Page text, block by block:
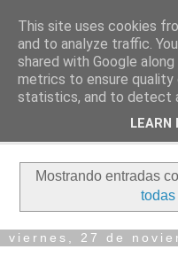
Blog personal de Emilio
Mostrando entradas
viernes, 27 de
This site uses cookies
and to analyze traffic.
shared with Google
metrics to ensure quality
statistics, and to detect
LEARN